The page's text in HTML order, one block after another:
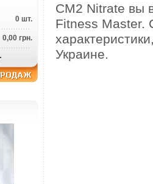
0 шт.
0,00 грн.
CM2 Nitrate вы
Fitness Master.
Украине.